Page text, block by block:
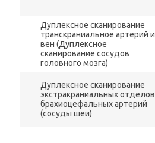
Дуплексное сканирование
транскраниальное артерий и
вен (Дуплексное
сканирование сосудов
головного мозга)
Дуплексное сканирование
экстракраниальных отделов
брахиоцефальных артерий
(сосуды шеи)